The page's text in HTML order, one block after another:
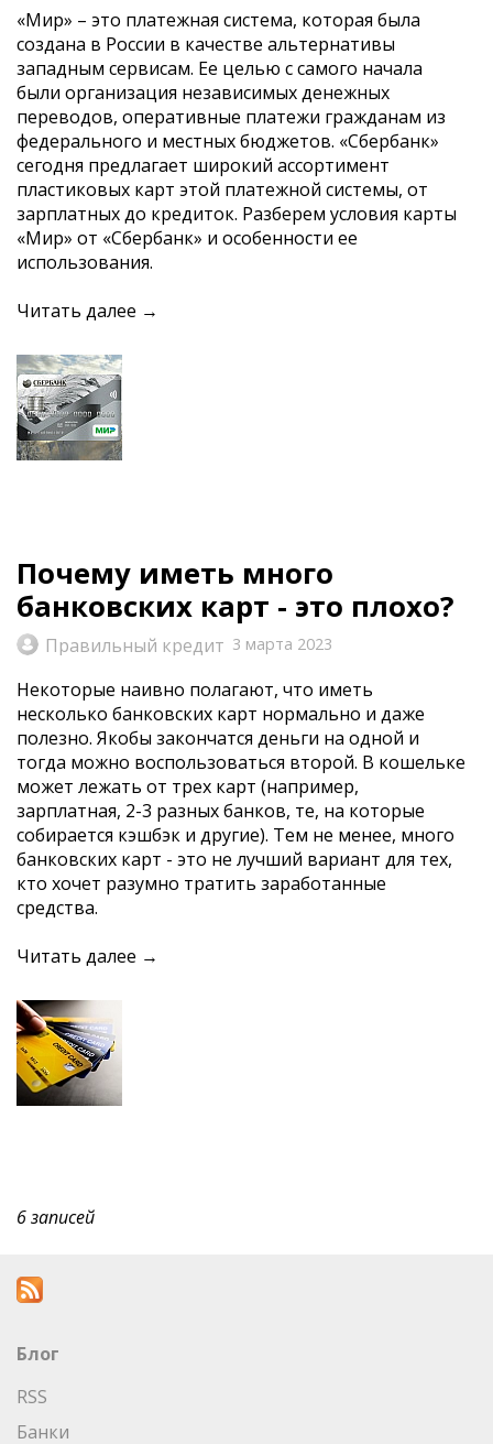
«Мир» – это платежная система, которая была
создана в России в качестве альтернативы
западным сервисам. Ее целью с самого начала
были организация независимых денежных
переводов, оперативные платежи гражданам из
федерального и местных бюджетов. «Сбербанк»
сегодня предлагает широкий ассортимент
пластиковых карт этой платежной системы, от
зарплатных до кредиток. Разберем условия карты
«Мир» от «Сбербанк» и особенности ее
использования.
Читать далее →
Почему иметь много
банковских карт - это плохо?
Правильный кредит 3 марта 2023
Некоторые наивно полагают, что иметь
несколько банковских карт нормально и даже
полезно. Якобы закончатся деньги на одной и
тогда можно воспользоваться второй. В кошельке
может лежать от трех карт (например,
зарплатная, 2-3 разных банков, те, на которые
собирается кэшбэк и другие). Тем не менее, много
банковских карт - это не лучший вариант для тех,
кто хочет разумно тратить заработанные
средства.
Читать далее →
6 записей
Блог
RSS
Банки